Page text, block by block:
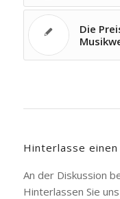
Die
Hinterlasse
An der Diskussion
Hinterlassen Sie